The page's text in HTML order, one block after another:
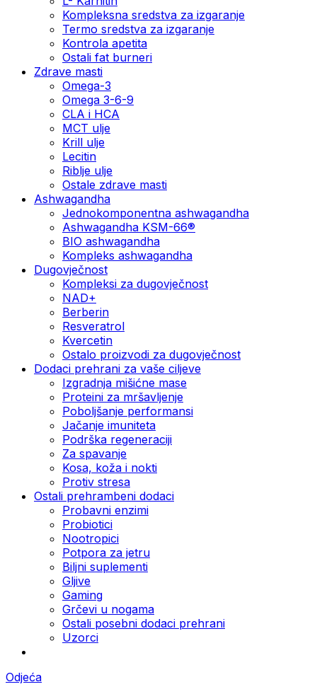
Kompleksna sredstva za izgaranje
Termo sredstva za izgaranje
Kontrola apetita
Ostali fat burneri
Zdrave masti
Omega-3
Omega 3-6-9
CLA i HCA
MCT ulje
Krill ulje
Lecitin
Riblje ulje
Ostale zdrave masti
Ashwagandha
Jednokomponentna ashwagandha
Ashwagandha KSM-66®
BIO ashwagandha
Kompleks ashwagandha
Dugovječnost
Kompleksi za dugovječnost
NAD+
Berberin
Resveratrol
Kvercetin
Ostalo proizvodi za dugovječnost
Dodaci prehrani za vaše ciljeve
Izgradnja mišićne mase
Proteini za mršavljenje
Poboljšanje performansi
Jačanje imuniteta
Podrška regeneraciji
Za spavanje
Kosa, koža i nokti
Protiv stresa
Ostali prehrambeni dodaci
Probavni enzimi
Probiotici
Nootropici
Potpora za jetru
Biljni suplementi
Gljive
Gaming
Grčevi u nogama
Ostali posebni dodaci prehrani
Uzorci
Odjeća